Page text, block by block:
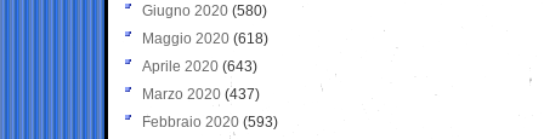
Giugno 2020 (580)
Maggio 2020 (618)
Aprile 2020 (643)
Marzo 2020 (437)
Febbraio 2020 (593)